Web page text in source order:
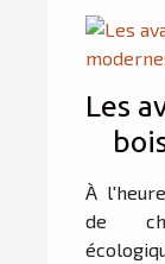
Les
À
de